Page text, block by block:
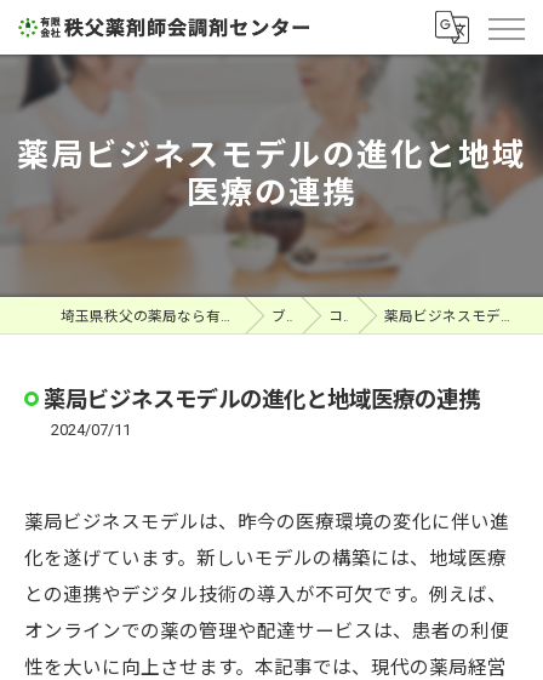
薬局ビジネスモデルの進化と地域
医療の連携
埼玉県秩父の薬局なら有限会社秩父薬剤師会調剤センター ブログ コラム 薬局ビジネスモデルの進化と地域医療の連携
薬局ビジネスモデルの進化と地域医療の連携
2024/07/11
薬局ビジネスモデルは、昨今の医療環境の変化に伴い進
化を遂げています。新しいモデルの構築には、地域医療
との連携やデジタル技術の導入が不可欠です。例えば、
オンラインでの薬の管理や配達サービスは、患者の利便
性を大いに向上させます。本記事では、現代の薬局経営